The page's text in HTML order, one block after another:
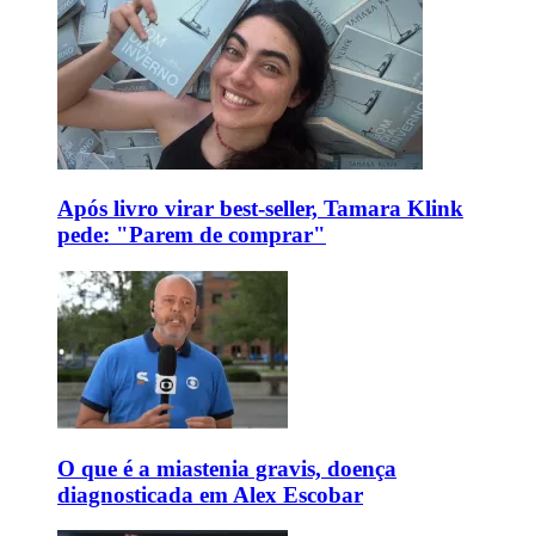
Após livro virar best-seller, Tamara Klink
pede: "Parem de comprar"
O que é a miastenia gravis, doença
diagnosticada em Alex Escobar